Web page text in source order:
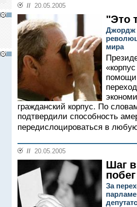
// 20.05.2005
"Это
Джордж
мира
гражданский корпус. По
подтвердили способность
передислоцироваться в
// 20.05.2005
Шаг
побег
За